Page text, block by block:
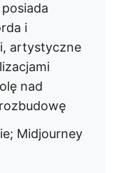
posiada
i
artystyczne
nad
Midjourney